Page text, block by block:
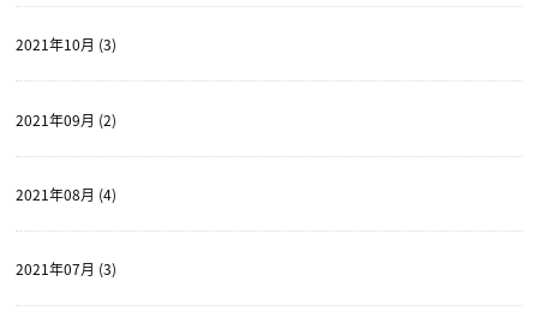
2021年10月 (3)
2021年09月 (2)
2021年08月 (4)
2021年07月 (3)